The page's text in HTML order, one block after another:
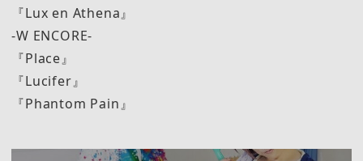
『Lux en Athena』
-W ENCORE-
『Place』
『Lucifer』
『Phantom Pain』